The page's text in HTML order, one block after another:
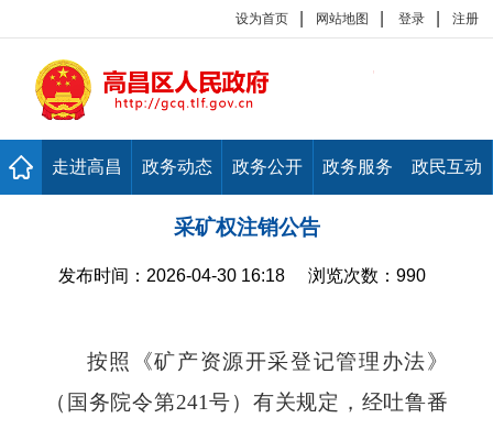
设为首页 网站地图 登录 注册
走进高昌 政务动态 政务公开 政务服务 政民互动
采矿权注销公告
发布时间： 2026-04-30 16:18 浏览次数： 990
按照《矿产资源开采登记管理办法》
（国务院令第241号）有关规定，经吐鲁番